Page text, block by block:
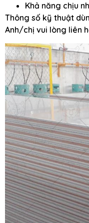
Khả năng chịu
Thông số kỹ thuật
Anh/chị vui lòng liên